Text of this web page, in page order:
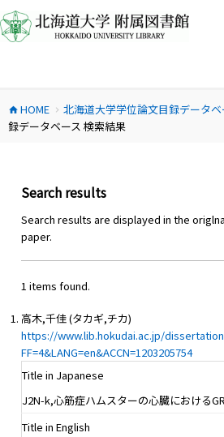
ン
テ
ス
キ
home HOME chevron_right 北海道大学学位論文目録データベ
録データベース 検索結果
Search results
Search results are displayed in the
paper.
1 items found.
高木,千佳 (タカギ,チカ)
https://www.lib.hokudai.ac.jp/
FF=4&LANG=en&ACCN=1203205754
Title in Japanese
J2N-k,心筋症ハムスターの心臓における
Title in English